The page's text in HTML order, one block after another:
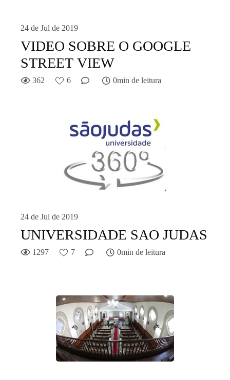
24 de Jul de 2019
VIDEO SOBRE O GOOGLE
STREET VIEW
362 6 0min de leitura
24 de Jul de 2019
UNIVERSIDADE SAO JUDAS
1297 7 0min de leitura